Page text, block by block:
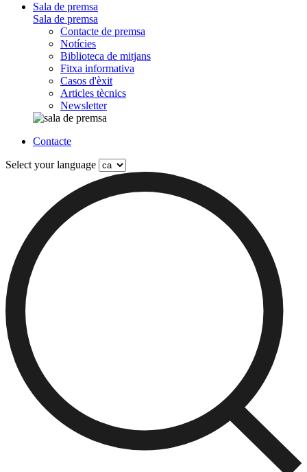
Sala de premsa
Sala de premsa
Contacte de premsa
Notícies
Biblioteca de mitjans
Fitxa informativa
Casos d'èxit
Articles tècnics
Newsletter
Contacte
Select your language